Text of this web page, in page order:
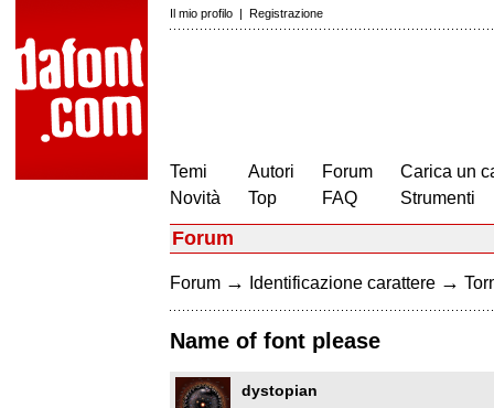
Il mio profilo | Registrazione
Temi
Novità
Autori
Top
Forum
FAQ
Carica un
Strumenti
Forum
Forum → Identificazione carattere →
Name of font please
dystopian